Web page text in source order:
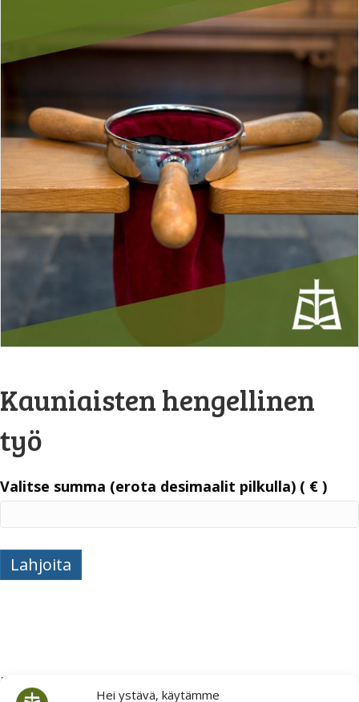
Hei ystävä, käytämme
Kauniaisten hengellinen
työ
Valitse summa (erota desimaalit pilkulla) ( € )
Kauniaisten
hengellinen
Lahjoita
Muut tavat lahjoittaa ja